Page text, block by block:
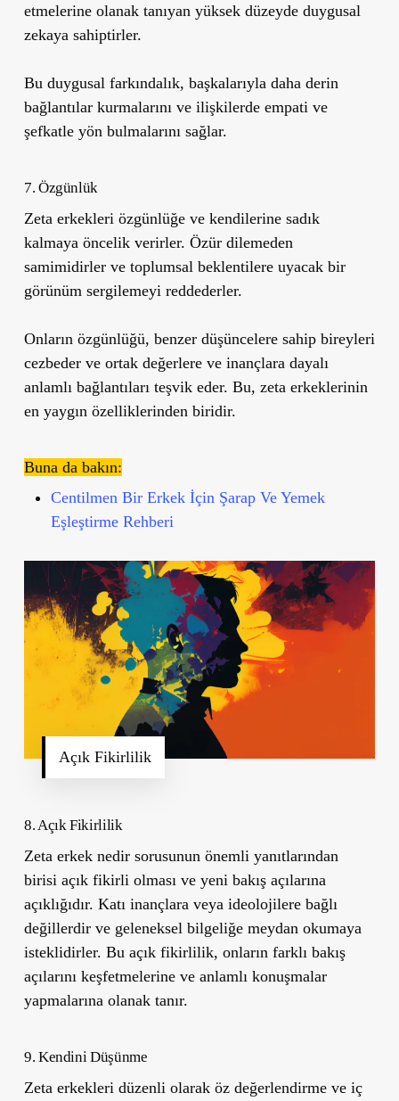
etmelerine olanak tanıyan yüksek düzeyde duygusal
zekaya sahiptirler.
Bu duygusal farkındalık, başkalarıyla daha derin
bağlantılar kurmalarını ve ilişkilerde empati ve
şefkatle yön bulmalarını sağlar.
7. Özgünlük
Zeta erkekleri özgünlüğe ve kendilerine sadık
kalmaya öncelik verirler. Özür dilemeden
samimidirler ve toplumsal beklentilere uyacak bir
görünüm sergilemeyi reddederler.
Onların özgünlüğü, benzer düşüncelere sahip bireyleri
cezbeder ve ortak değerlere ve inançlara dayalı
anlamlı bağlantıları teşvik eder. Bu, zeta erkeklerinin
en yaygın özelliklerinden biridir.
Buna da bakın:
Centilmen Bir Erkek İçin Şarap Ve Yemek
Eşleştirme Rehberi
Açık Fikirlilik
8. Açık Fikirlilik
Zeta erkek nedir sorusunun önemli yanıtlarından
birisi açık fikirli olması ve yeni bakış açılarına
açıklığıdır. Katı inançlara veya ideolojilere bağlı
değillerdir ve geleneksel bilgeliğe meydan okumaya
isteklidirler. Bu açık fikirlilik, onların farklı bakış
açılarını keşfetmelerine ve anlamlı konuşmalar
yapmalarına olanak tanır.
9. Kendini Düşünme
Zeta erkekleri düzenli olarak öz değerlendirme ve iç